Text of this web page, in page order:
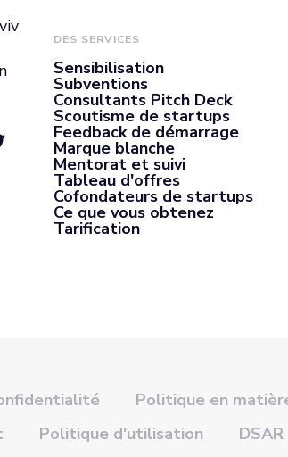
DES SERVICES
Sensibilisation
Subventions
Consultants Pitch Deck
Scoutisme de startups
Feedback de démarrage
Marque blanche
Mentorat et suivi
Tableau d'offres
Cofondateurs de startups
Ce que vous obtenez
Tarification
Politique en
Politique d'utilisation DSAR